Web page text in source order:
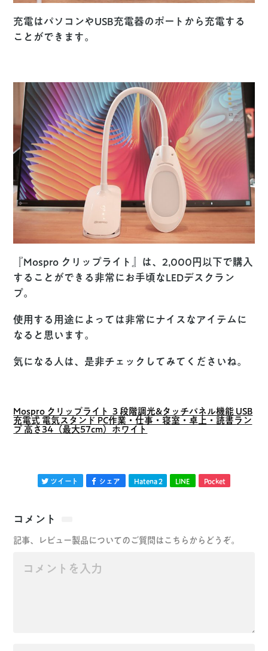
充電はパソコンやUSB充電器のポートから充電する
ことができます。
『Mospro クリップライト』は、2,000円以下で購入
することができる非常にお手頃なLEDデスクラン
プ。
使用する用途によっては非常にナイスなアイテムに
なると思います。
気になる人は、是非チェックしてみてくださいね。
Mospro クリップライト ３段階調光&タッチパネル機能 USB
充電式 電気スタンド PC作業・仕事・寝室・卓上・読書ラン
プ 高さ34（最大57cm）ホワイト
ツイート シェア Hatena 2 LINE Pocket
コメント
記事、レビュー製品についてのご質問はこちらからどうぞ。